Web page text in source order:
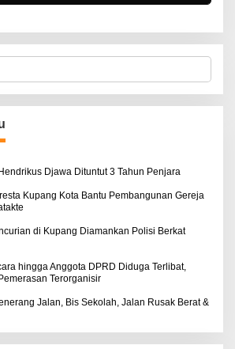
Djawa Dituntut 3 Tahun Penjara
Kupang Kota Bantu Pembangunan Gereja
di Kupang Diamankan Polisi Berkat
hingga Anggota DPRD Diduga Terlibat,
Terorganisir
Jalan, Bis Sekolah, Jalan Rusak Berat &